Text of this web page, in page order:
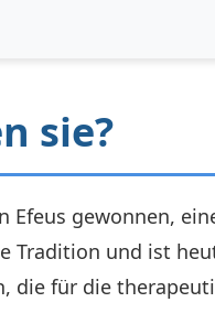
sie?
gewonnen,
Tradition und ist
die für die